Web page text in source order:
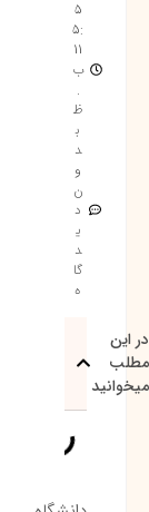
5
5:
11
ب
.
ظ
ب
د
و
ن
د
ی
د
گا
ه
در این
مطلب
میخوانید